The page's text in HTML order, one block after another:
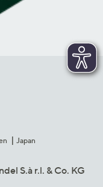
Japan
S.à r.l. & Co. KG